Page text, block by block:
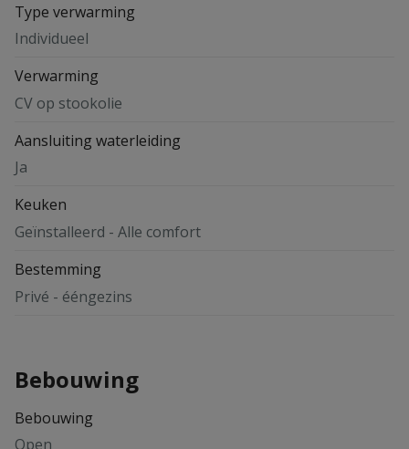
Type verwarming
Individueel
Verwarming
CV op stookolie
Aansluiting waterleiding
Ja
Keuken
Geïnstalleerd - Alle comfort
Bestemming
Privé - ééngezins
Bebouwing
Bebouwing
Open